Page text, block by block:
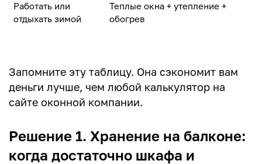
Работать или
отдыхать зимой
Теплые окна + утепление +
обогрев
Запомните эту таблицу. Она сэкономит вам
деньги лучше, чем любой калькулятор на
сайте оконной компании.
Решение 1. Хранение на балконе:
когда достаточно шкафа и